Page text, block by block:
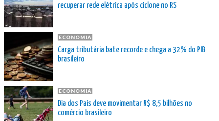
recuperar rede elétrica após ciclone no RS
ECONOMIA
Carga tributária bate recorde e chega a 32% do PIB
brasileiro
ECONOMIA
Dia dos Pais deve movimentar R$ 8,5 bilhões no
comércio brasileiro